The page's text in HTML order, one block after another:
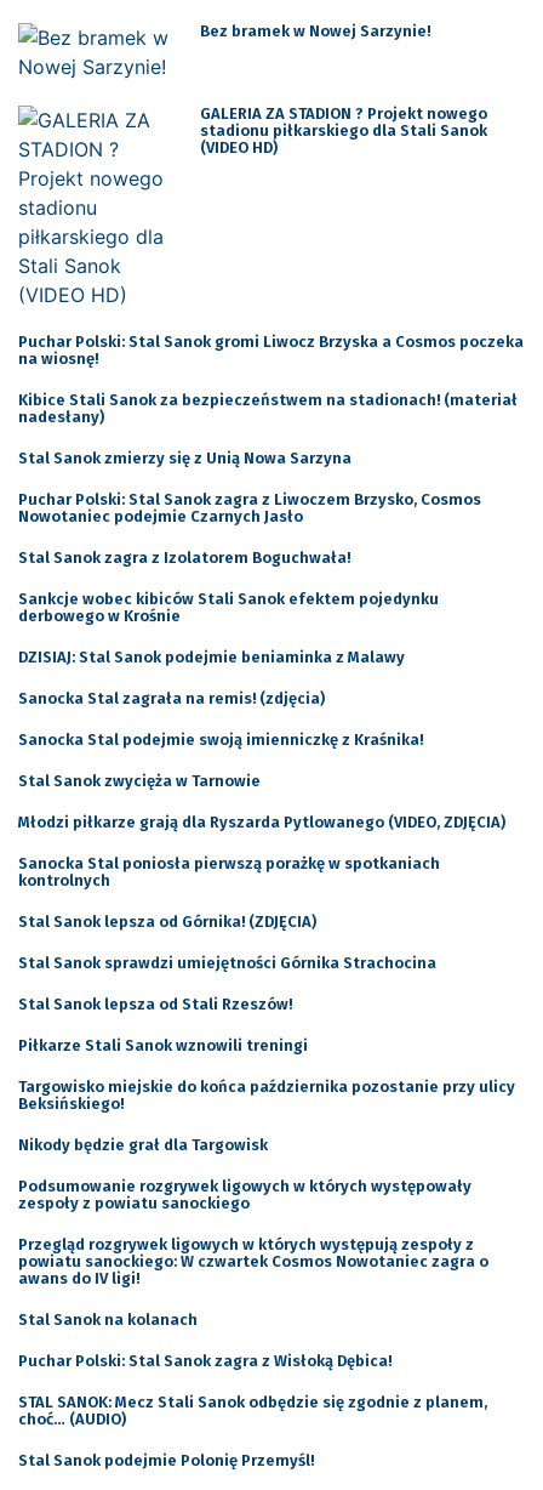
Bez bramek w Nowej Sarzynie!
GALERIA ZA STADION ? Projekt nowego
stadionu piłkarskiego dla Stali Sanok
(VIDEO HD)
Puchar Polski: Stal Sanok gromi Liwocz Brzyska a Cosmos poczeka
na wiosnę!
Kibice Stali Sanok za bezpieczeństwem na stadionach! (materiał
nadesłany)
Stal Sanok zmierzy się z Unią Nowa Sarzyna
Puchar Polski: Stal Sanok zagra z Liwoczem Brzysko, Cosmos
Nowotaniec podejmie Czarnych Jasło
Stal Sanok zagra z Izolatorem Boguchwała!
Sankcje wobec kibiców Stali Sanok efektem pojedynku
derbowego w Krośnie
DZISIAJ: Stal Sanok podejmie beniaminka z Malawy
Sanocka Stal zagrała na remis! (zdjęcia)
Sanocka Stal podejmie swoją imienniczkę z Kraśnika!
Stal Sanok zwycięża w Tarnowie
Młodzi piłkarze grają dla Ryszarda Pytlowanego (VIDEO, ZDJĘCIA)
Sanocka Stal poniosła pierwszą porażkę w spotkaniach
kontrolnych
Stal Sanok lepsza od Górnika! (ZDJĘCIA)
Stal Sanok sprawdzi umiejętności Górnika Strachocina
Stal Sanok lepsza od Stali Rzeszów!
Piłkarze Stali Sanok wznowili treningi
Targowisko miejskie do końca października pozostanie przy ulicy
Beksińskiego!
Nikody będzie grał dla Targowisk
Podsumowanie rozgrywek ligowych w których występowały
zespoły z powiatu sanockiego
Przegląd rozgrywek ligowych w których występują zespoły z
powiatu sanockiego: W czwartek Cosmos Nowotaniec zagra o
awans do IV ligi!
Stal Sanok na kolanach
Puchar Polski: Stal Sanok zagra z Wisłoką Dębica!
STAL SANOK: Mecz Stali Sanok odbędzie się zgodnie z planem,
choć… (AUDIO)
Stal Sanok podejmie Polonię Przemyśl!